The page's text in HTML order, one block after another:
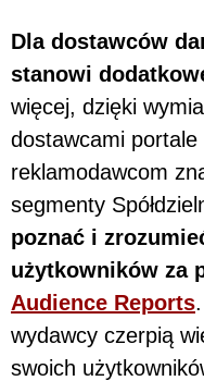
Dla dostawców
stanowi
więcej, dzięki
dostawcami
reklamodawcom
segmenty
poznać i
użytkowników za
Audience Reports
wydawcy czerpią
swoich